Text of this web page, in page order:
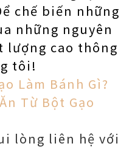
chế biến những
những nguyên
lượng cao thông
tôi!
Làm Bánh Gì?
Từ Bột Gạo
lòng liên hệ với